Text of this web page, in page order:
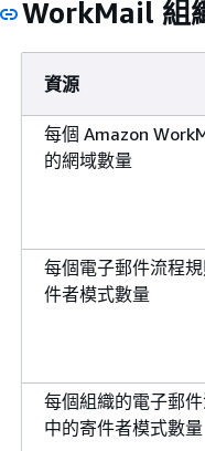
WorkMail 組
資源
每個 Amazon
的網域數量
每個電子郵件流程
件者模式數量
每個組織的電子郵
中的寄件者模式數量